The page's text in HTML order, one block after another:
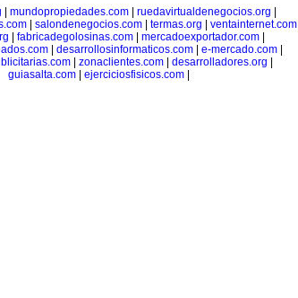
mundopropiedades.com| ruedavirtualdenegocios.org
| salondenegocios.com| termas.org
ventainternet.com
fabricadegolosinas.com mercadoexportador.com
desarrollosinformaticos.com e-mercado.com
| zonaclientes.com| desarrolladores.org
guiasalta.com| ejerciciosfisicos.com|